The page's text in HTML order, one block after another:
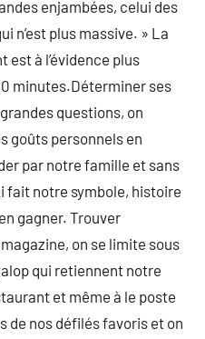
enjambées, celui des
n’est plus massive. » La
est à l’évidence plus
minutes.Déterminer ses
questions, on
goûts personnels en
par notre famille et sans
fait notre symbole, histoire
gagner. Trouver
on se limite sous
qui retiennent notre
et même à le poste
de nos défilés favoris et on